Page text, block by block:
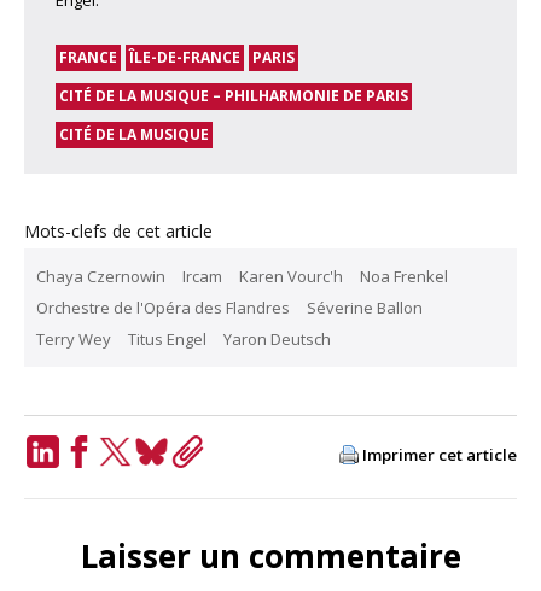
FRANCE ÎLE-DE-FRANCE
PARIS
CITÉ DE LA MUSIQUE – PHILHARMONIE DE PARIS
CITÉ DE LA MUSIQUE
Mots-clefs de cet article
Chaya Czernowin Ircam Karen Vourc'h
Noa Frenkel
Orchestre de l'Opéra des Flandres
Séverine Ballon
Terry Wey
Titus Engel Yaron Deutsch
Imprimer cet article
Laisser un commentaire